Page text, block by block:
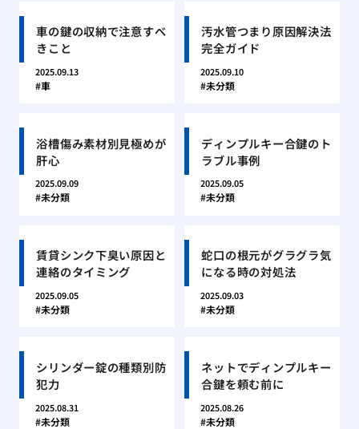
車の鍵の収納で注意すべ
きこと
2025.09.13
車
汚水管つまり原因解決法
完全ガイド
2025.09.10
未分類
浴槽傷み素材別見極めが
肝心
2025.09.09
未分類
ディンプルキー合鍵のト
ラブル事例
2025.09.05
未分類
賃貸シンク下臭い原因と
連絡のタイミング
2025.09.05
未分類
蛇口の根元がグラグラ気
になる時の対処法
2025.09.03
未分類
シリンダー錠の種類別防
犯力
2025.08.31
未分類
ネットでディンプルキー
合鍵を頼む前に
2025.08.26
未分類